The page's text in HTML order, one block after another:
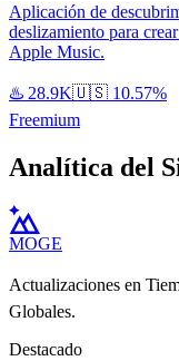
Aplicación de
deslizamiento para
Apple Music.
♨️ 28.9K🇺🇸 10.57%
Freemium
Analítica del
MOGE
Actualizaciones en
Globales.
Destacado